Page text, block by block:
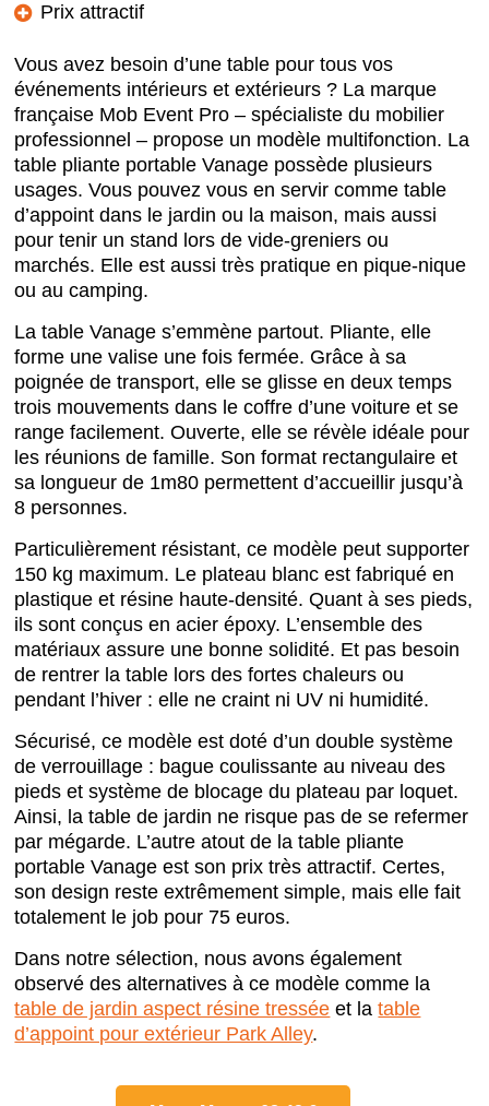
Prix attractif
Vous avez besoin d’une table pour tous vos
événements intérieurs et extérieurs ? La marque
française Mob Event Pro – spécialiste du mobilier
professionnel – propose un modèle multifonction. La
table pliante portable Vanage possède plusieurs
usages. Vous pouvez vous en servir comme table
d’appoint dans le jardin ou la maison, mais aussi
pour tenir un stand lors de vide-greniers ou
marchés. Elle est aussi très pratique en pique-nique
ou au camping.
La table Vanage s’emmène partout. Pliante, elle
forme une valise une fois fermée. Grâce à sa
poignée de transport, elle se glisse en deux temps
trois mouvements dans le coffre d’une voiture et se
range facilement. Ouverte, elle se révèle idéale pour
les réunions de famille. Son format rectangulaire et
sa longueur de 1m80 permettent d’accueillir jusqu’à
8 personnes.
Particulièrement résistant, ce modèle peut supporter
150 kg maximum. Le plateau blanc est fabriqué en
plastique et résine haute-densité. Quant à ses pieds,
ils sont conçus en acier époxy. L’ensemble des
matériaux assure une bonne solidité. Et pas besoin
de rentrer la table lors des fortes chaleurs ou
pendant l’hiver : elle ne craint ni UV ni humidité.
Sécurisé, ce modèle est doté d’un double système
de verrouillage : bague coulissante au niveau des
pieds et système de blocage du plateau par loquet.
Ainsi, la table de jardin ne risque pas de se refermer
par mégarde. L’autre atout de la table pliante
portable Vanage est son prix très attractif. Certes,
son design reste extrêmement simple, mais elle fait
totalement le job pour 75 euros.
Dans notre sélection, nous avons également
observé des alternatives à ce modèle comme la
table de jardin aspect résine tressée et latable
d’appoint pour extérieur Park Alley.